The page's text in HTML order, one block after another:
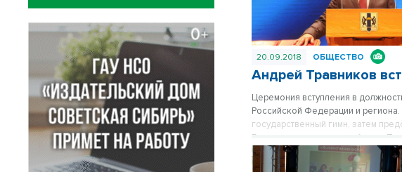
20.09.2018 ОБЩЕСТВО
Андрей Травников
Церемония вступления в
Российской Федерации и
государственный гимн, затем
Благо огласила итоги выборов.
пришедших на избирательные
после чего наступил самый